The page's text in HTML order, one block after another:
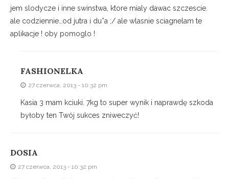
jem slodycze i inne swinstwa, ktore mialy dawac szczescie.
ale codziennie…od jutra i du*a ;/ ale wlasnie sciagnelam te
aplikacje ! oby pomoglo !
FASHIONELKA
27 czerwca, 2013 - 10:32 pm
Kasia 3 mam kciuki. 7kg to super wynik i naprawdę szkoda
byłoby ten Twój sukces zniweczyć!
DOSIA
27 czerwca, 2013 - 10:32 pm